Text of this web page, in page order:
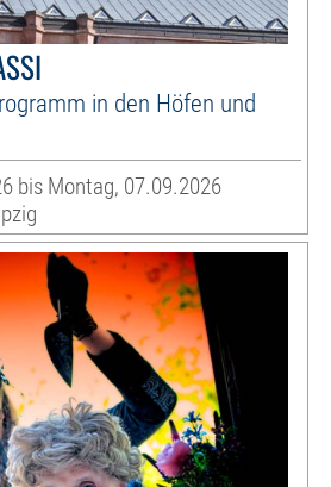
in den Höfen und
bis Montag, 07.09.2026